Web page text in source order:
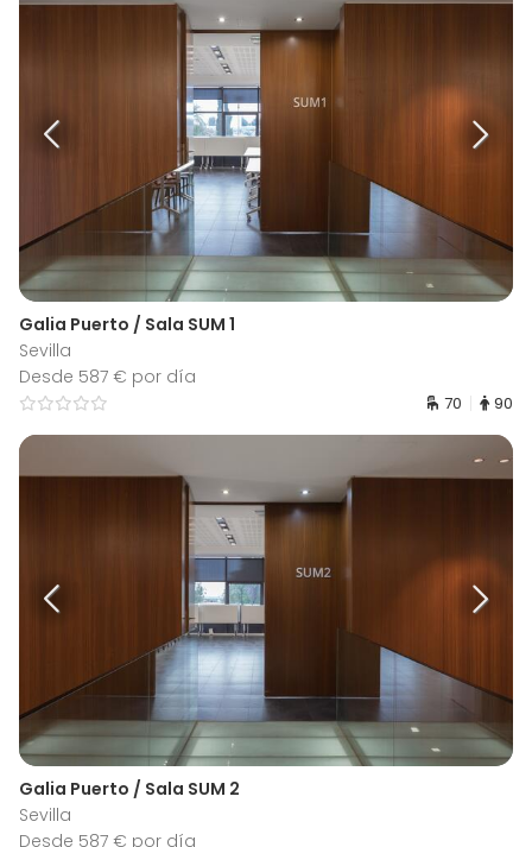
Galia Puerto / Sala SUM 1
Sevilla
Desde 587 € por día
70 90
Galia Puerto / Sala SUM 2
Sevilla
Desde 587 € por día